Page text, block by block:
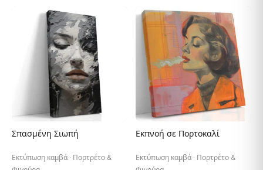
26,90 €
through
147,48 €
Σπασμένη Σιωπή
Εκτύπωση καμβά · Πορτρέτο &
♡
Εκπνοή σε Πορτοκαλί
Εκτύπωση καμβά · Πορτρέτο &